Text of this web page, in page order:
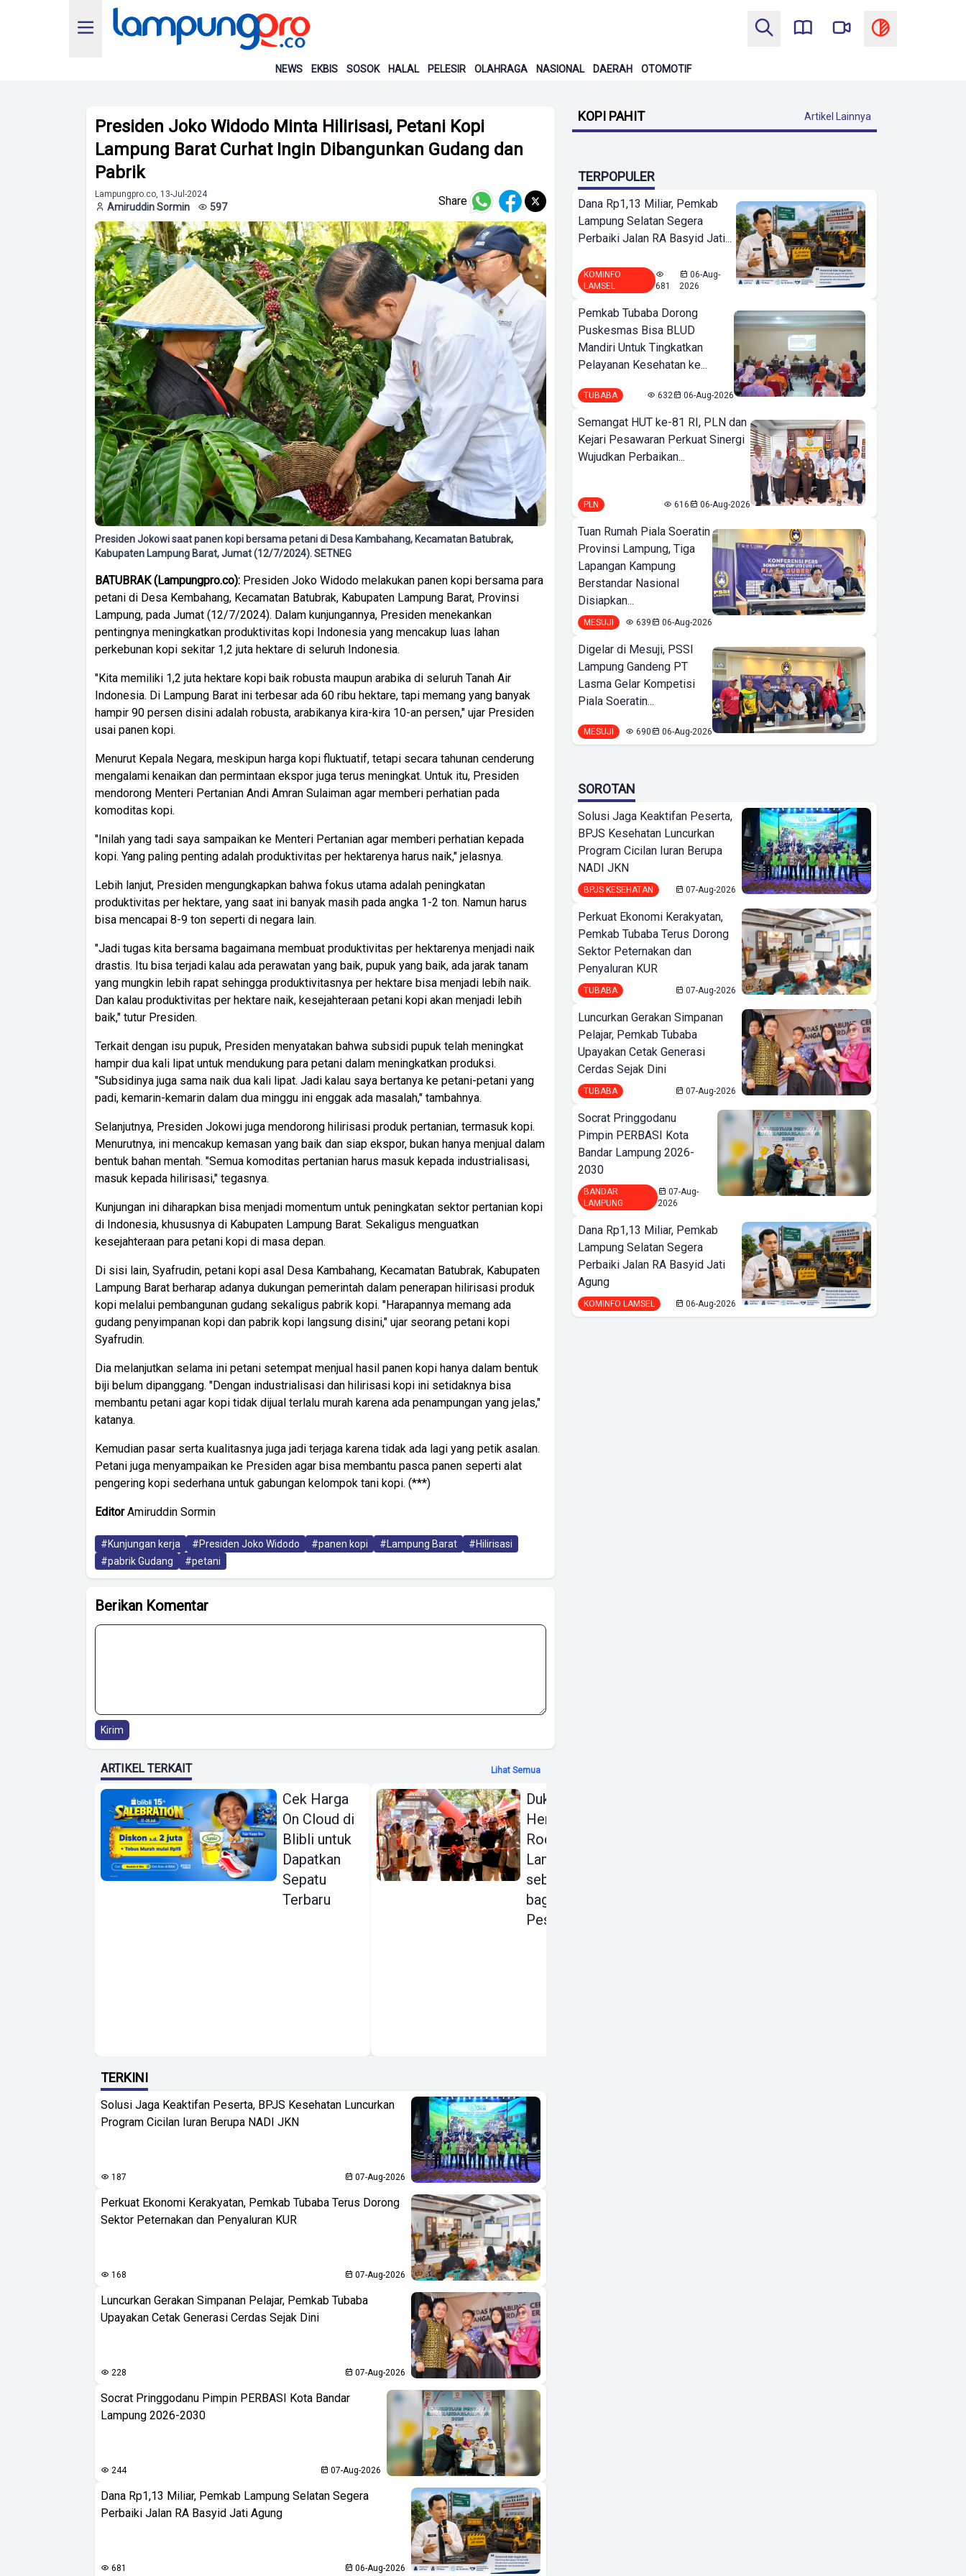
NEWS EKBIS SOSOK HALAL PELESIR OLAHRAGA NASIONAL DAERAH OTOMOTIF
Presiden Joko Widodo Minta Hilirisasi, Petani Kopi
Lampung Barat Curhat Ingin Dibangunkan Gudang dan
Pabrik
Lampungpro.co, 13-Jul-2024
Amiruddin Sormin 597 Share
Presiden Jokowi saat panen kopi bersama petani di Desa Kambahang, Kecamatan Batubrak,
Kabupaten Lampung Barat, Jumat (12/7/2024). SETNEG
BATUBRAK (Lampungpro.co): Presiden Joko Widodo melakukan panen kopi bersama para
petani di Desa Kembahang, Kecamatan Batubrak, Kabupaten Lampung Barat, Provinsi
Lampung, pada Jumat (12/7/2024). Dalam kunjungannya, Presiden menekankan
pentingnya meningkatkan produktivitas kopi Indonesia yang mencakup luas lahan
perkebunan kopi sekitar 1,2 juta hektare di seluruh Indonesia.
"Kita memiliki 1,2 juta hektare kopi baik robusta maupun arabika di seluruh Tanah Air
Indonesia. Di Lampung Barat ini terbesar ada 60 ribu hektare, tapi memang yang banyak
hampir 90 persen disini adalah robusta, arabikanya kira-kira 10-an persen," ujar Presiden
usai panen kopi.
Menurut Kepala Negara, meskipun harga kopi fluktuatif, tetapi secara tahunan cenderung
mengalami kenaikan dan permintaan ekspor juga terus meningkat. Untuk itu, Presiden
mendorong Menteri Pertanian Andi Amran Sulaiman agar memberi perhatian pada
komoditas kopi.
"Inilah yang tadi saya sampaikan ke Menteri Pertanian agar memberi perhatian kepada
kopi. Yang paling penting adalah produktivitas per hektarenya harus naik," jelasnya.
Lebih lanjut, Presiden mengungkapkan bahwa fokus utama adalah peningkatan
produktivitas per hektare, yang saat ini banyak masih pada angka 1-2 ton. Namun harus
bisa mencapai 8-9 ton seperti di negara lain.
"Jadi tugas kita bersama bagaimana membuat produktivitas per hektarenya menjadi naik
drastis. Itu bisa terjadi kalau ada perawatan yang baik, pupuk yang baik, ada jarak tanam
yang mungkin lebih rapat sehingga produktivitasnya per hektare bisa menjadi lebih naik.
Dan kalau produktivitas per hektare naik, kesejahteraan petani kopi akan menjadi lebih
baik," tutur Presiden.
Terkait dengan isu pupuk, Presiden menyatakan bahwa subsidi pupuk telah meningkat
hampir dua kali lipat untuk mendukung para petani dalam meningkatkan produksi.
"Subsidinya juga sama naik dua kali lipat. Jadi kalau saya bertanya ke petani-petani yang
padi, kemarin-kemarin dalam dua minggu ini enggak ada masalah," tambahnya.
Selanjutnya, Presiden Jokowi juga mendorong hilirisasi produk pertanian, termasuk kopi.
Menurutnya, ini mencakup kemasan yang baik dan siap ekspor, bukan hanya menjual dalam
bentuk bahan mentah. "Semua komoditas pertanian harus masuk kepada industrialisasi,
masuk kepada hilirisasi," tegasnya.
Kunjungan ini diharapkan bisa menjadi momentum untuk peningkatan sektor pertanian kopi
di Indonesia, khususnya di Kabupaten Lampung Barat. Sekaligus menguatkan
kesejahteraan para petani kopi di masa depan.
Di sisi lain, Syafrudin, petani kopi asal Desa Kambahang, Kecamatan Batubrak, Kabupaten
Lampung Barat berharap adanya dukungan pemerintah dalam penerapan hilirisasi produk
kopi melalui pembangunan gudang sekaligus pabrik kopi. "Harapannya memang ada
gudang penyimpanan kopi dan pabrik kopi langsung disini," ujar seorang petani kopi
Syafrudin.
Dia melanjutkan selama ini petani setempat menjual hasil panen kopi hanya dalam bentuk
biji belum dipanggang. "Dengan industrialisasi dan hilirisasi kopi ini setidaknya bisa
membantu petani agar kopi tidak dijual terlalu murah karena ada penampungan yang jelas,"
katanya.
Kemudian pasar serta kualitasnya juga jadi terjaga karena tidak ada lagi yang petik asalan.
Petani juga menyampaikan ke Presiden agar bisa membantu pasca panen seperti alat
pengering kopi sederhana untuk gabungan kelompok tani kopi. (***)
EditorAmiruddin Sormin
#Kunjungan kerja #Presiden Joko Widodo #panen kopi #Lampung Barat
#Hilirisasi
#pabrik Gudang
#petani
Berikan Komentar
Kirim
ARTIKEL TERKAIT Lihat Semua
Cek Harga
On Cloud di
Blibli untuk
Dapatkan
Sepatu
Terbaru
Dukung Gerakan
Hemat Energi,
Rodalink
Lampung Hadir
sebagai Rumah
bagi para
Pesepeda
TERKINI
Solusi Jaga Keaktifan Peserta, BPJS Kesehatan Luncurkan
Program Cicilan Iuran Berupa NADI JKN
187 07-Aug-2026
Perkuat Ekonomi Kerakyatan, Pemkab Tubaba Terus Dorong
Sektor Peternakan dan Penyaluran KUR
168 07-Aug-2026
Luncurkan Gerakan Simpanan Pelajar, Pemkab Tubaba
Upayakan Cetak Generasi Cerdas Sejak Dini
228 07-Aug-2026
Socrat Pringgodanu Pimpin PERBASI Kota Bandar
Lampung 2026-2030
244 07-Aug-2026
Dana Rp1,13 Miliar, Pemkab Lampung Selatan Segera
Perbaiki Jalan RA Basyid Jati Agung
681 06-Aug-2026
KOPI PAHIT Artikel Lainnya
TERPOPULER
Dana Rp1,13 Miliar, Pemkab
Lampung Selatan Segera
Perbaiki Jalan RA Basyid Jati...
KOMINFO
LAMSEL
681
06-Aug-
2026
Pemkab Tubaba Dorong
Puskesmas Bisa BLUD
Mandiri Untuk Tingkatkan
Pelayanan Kesehatan ke...
TUBABA 632 06-Aug-2026
Semangat HUT ke-81 RI, PLN dan
Kejari Pesawaran Perkuat Sinergi
Wujudkan Perbaikan...
PLN 616 06-Aug-2026
Tuan Rumah Piala Soeratin
Provinsi Lampung, Tiga
Lapangan Kampung
Berstandar Nasional
Disiapkan...
MESUJI 639 06-Aug-2026
Digelar di Mesuji, PSSI
Lampung Gandeng PT
Lasma Gelar Kompetisi
Piala Soeratin...
MESUJI 690 06-Aug-2026
SOROTAN
Solusi Jaga Keaktifan Peserta,
BPJS Kesehatan Luncurkan
Program Cicilan Iuran Berupa
NADI JKN
BPJS KESEHATAN 07-Aug-2026
Perkuat Ekonomi Kerakyatan,
Pemkab Tubaba Terus Dorong
Sektor Peternakan dan
Penyaluran KUR
TUBABA 07-Aug-2026
Luncurkan Gerakan Simpanan
Pelajar, Pemkab Tubaba
Upayakan Cetak Generasi
Cerdas Sejak Dini
TUBABA 07-Aug-2026
Socrat Pringgodanu
Pimpin PERBASI Kota
Bandar Lampung 2026-
2030
BANDAR
LAMPUNG
07-Aug-
2026
Dana Rp1,13 Miliar, Pemkab
Lampung Selatan Segera
Perbaiki Jalan RA Basyid Jati
Agung
KOMINFO LAMSEL 06-Aug-2026